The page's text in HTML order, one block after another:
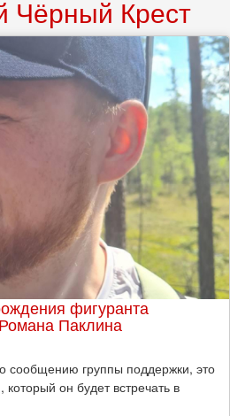
Чёрный Крест
фигуранта
Паклина
сообщению группы поддержки, это
он будет встречать в